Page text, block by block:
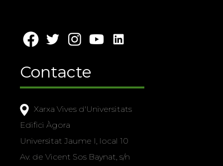
Contacte
Xarxa Vives d'Universitats
Edifici Àgora
Universitat Jaume I, local 10
Av. de Vicent Sos Baynat, s/n